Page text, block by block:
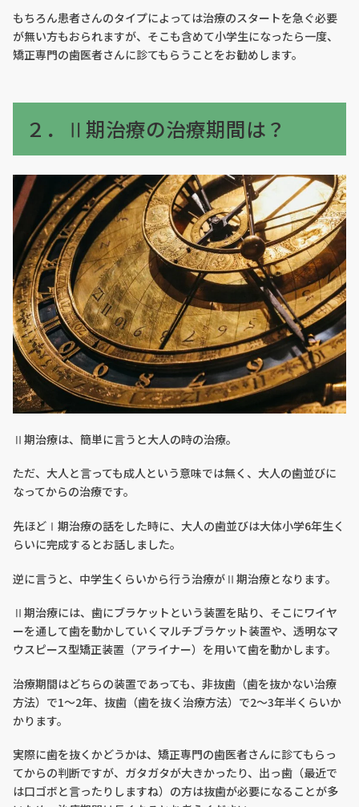
もちろん患者さんのタイプによっては治療のスタートを急ぐ必要
が無い方もおられますが、そこも含めて小学生になったら一度、
矯正専門の歯医者さんに診てもらうことをお勧めします。
２．Ⅱ期治療の治療期間は？
Ⅱ期治療は、簡単に言うと大人の時の治療。
ただ、大人と言っても成人という意味では無く、大人の歯並びに
なってからの治療です。
先ほどⅠ期治療の話をした時に、大人の歯並びは大体小学6年生く
らいに完成するとお話しました。
逆に言うと、中学生くらいから行う治療がⅡ期治療となります。
Ⅱ期治療には、歯にブラケットという装置を貼り、そこにワイヤ
ーを通して歯を動かしていくマルチブラケット装置や、透明なマ
ウスピース型矯正装置（アライナー）を用いて歯を動かします。
治療期間はどちらの装置であっても、非抜歯（歯を抜かない治療
方法）で1～2年、抜歯（歯を抜く治療方法）で2～3年半くらいか
かります。
実際に歯を抜くかどうかは、矯正専門の歯医者さんに診てもらっ
てからの判断ですが、ガタガタが大きかったり、出っ歯（最近で
は口ゴボと言ったりしますね）の方は抜歯が必要になることが多